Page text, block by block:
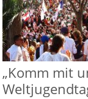
„Komm mit